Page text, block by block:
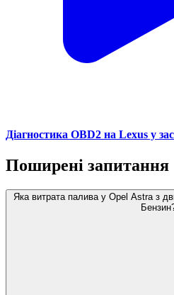
Діагностика OBD2 на Lexus у
Поширені запитання
Яка витрата палива у Opel Astra з